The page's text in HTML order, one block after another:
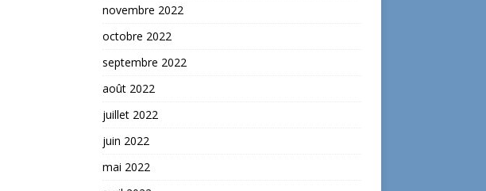
novembre 2022
octobre 2022
septembre 2022
août 2022
juillet 2022
juin 2022
mai 2022